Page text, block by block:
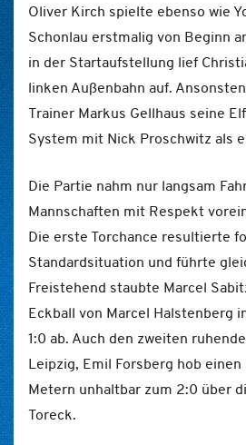
Oliver Kirch spielte ebenso wie
Schonlau erstmalig von Beginn
in der Startaufstellung lief
linken Außenbahn auf.
Trainer Markus Gellhaus seine
System mit Nick Proschwitz als
Die Partie nahm nur langsam
Mannschaften mit Respekt
Die erste Torchance resultierte
Standardsituation und führte
Freistehend staubte Marcel
Eckball von Marcel Halstenberg
1:0 ab. Auch den zweiten
Leipzig, Emil Forsberg hob
Metern unhaltbar zum 2:0 über
Toreck.